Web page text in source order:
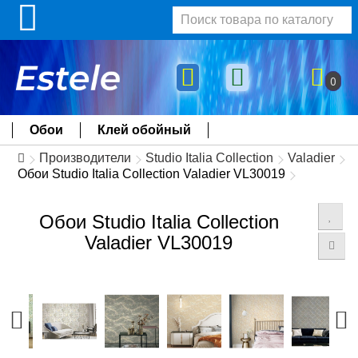
0
Обои Клей обойный
Производители Studio Italia Collection
Valadier
Обои Studio Italia Collection Valadier VL30019
Обои Studio Italia Collection
Valadier VL30019